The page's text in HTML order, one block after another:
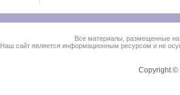
Все материалы, размещенные
Наш сайт является информационным ресурсом и не
Copyright ©